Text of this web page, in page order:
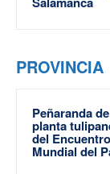
PROVINCIA
Peñaranda
planta
del
Mundial del